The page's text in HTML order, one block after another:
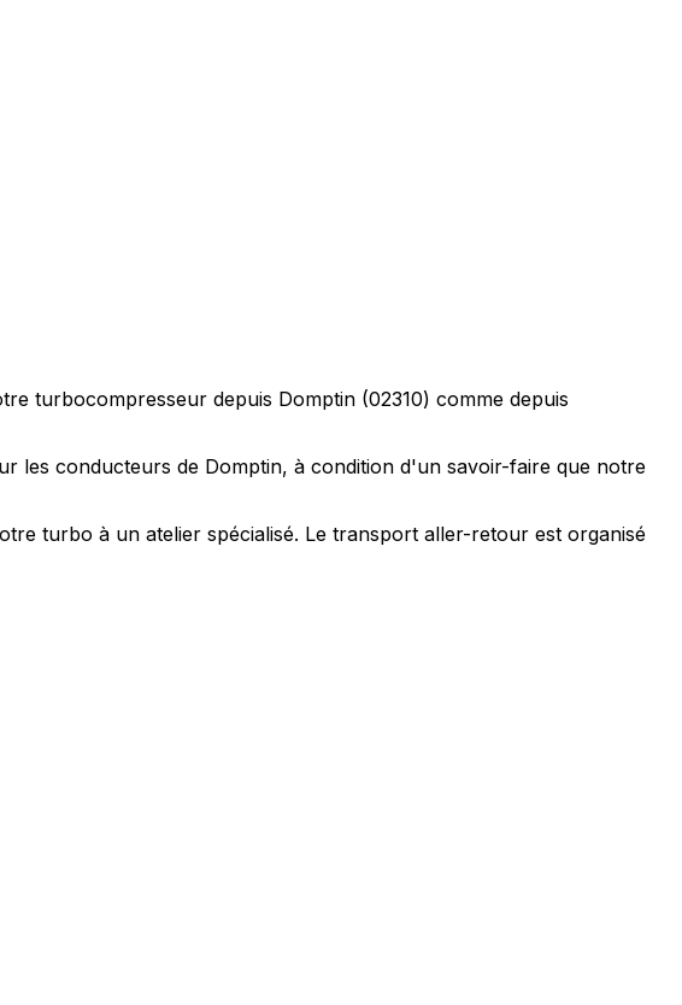
turbocompresseur depuis Domptin (02310) comme depuis
les conducteurs de Domptin, à condition d'un savoir-faire que notre
turbo à un atelier spécialisé. Le transport aller-retour est organisé